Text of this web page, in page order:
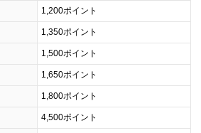
1,200ポイント
1,350ポイント
1,500ポイント
1,650ポイント
1,800ポイント
4,500ポイント